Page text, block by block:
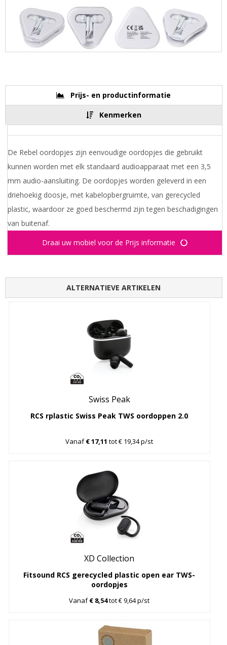
Prijs- en productinformatie
Kenmerken
De Rebel oordopjes zijn eenvoudige oordopjes die gebruikt
kunnen worden met elk standaard audioapparaat met een 3,5
mm audio-aansluiting. De oordopjes worden geleverd in een
driehoekig doosje, met kabelopbergruimte, van gerecycled
plastic, waardoor ze goed beschermd zijn tegen beschadigingen
van buitenaf.
Draai uw mobiel voor de Prijs informatie
ALTERNATIEVE ARTIKELEN
Swiss Peak
RCS rplastic Swiss Peak TWS oordoppen 2.0
Vanaf€ 17,11 tot € 19,34 p/st
XD Collection
Fitsound RCS gerecycled plastic open ear TWS-
oordopjes
Vanaf€ 8,54tot € 9,64 p/st